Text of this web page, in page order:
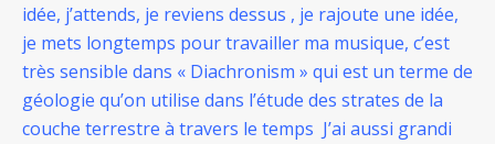
idée, j’attends, je reviens dessus , je rajoute une idée,
je mets longtemps pour travailler ma musique, c’est
très sensible dans « Diachronism » qui est un terme de
géologie qu’on utilise dans l’étude des strates de la
couche terrestre à travers le temps J’ai aussi grandi